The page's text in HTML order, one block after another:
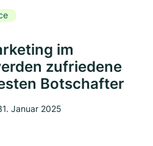
im
zufriedene
Botschafter
Januar 2025